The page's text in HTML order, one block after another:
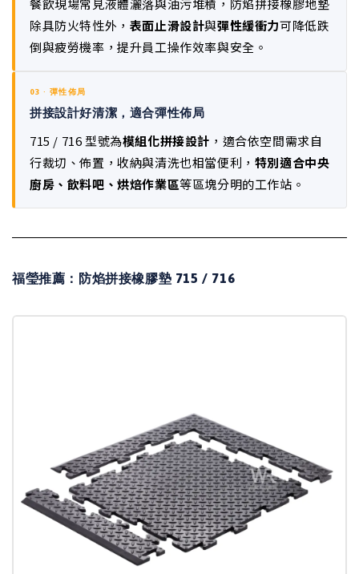
餐飲現場常見液體灑落與油污堆積，防焰拼接橡膠地墊
除具防火特性外， 表面止滑設計與彈性緩衝力可降低跌
倒與疲勞機率，提升員工操作效率與安全。
03 · 彈性佈局
拼接設計好清潔，適合彈性佈局
715 / 716 型號為模組化拼接設計 ，適合依空間需求自
行裁切、佈置，收納與清洗也相當便利， 特別適合中央
廚房、飲料吧、烘焙作業區等區塊分明的工作站。
福瑩推薦：防焰拼接橡膠墊 715 / 716